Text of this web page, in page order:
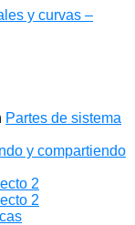
y curvas –
Partes de sistema
y compartiendo
2
2